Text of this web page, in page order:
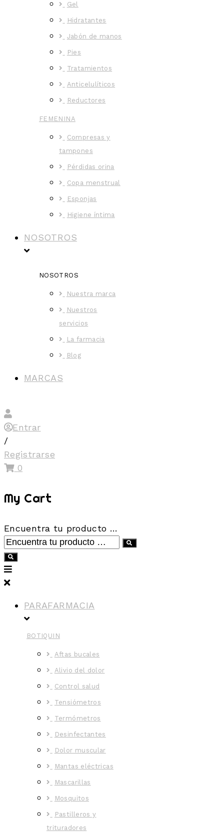
Gel
Hidratantes
Jabón de manos
Pies
Tratamientos
Anticelulíticos
Reductores
FEMENINA
Compresas y
tampones
Pérdidas orina
Copa menstrual
Esponjas
Higiene íntima
NOSOTROS
NOSOTROS
Nuestra marca
Nuestros
servicios
La farmacia
Blog
MARCAS
Entrar
/
Registrarse
0
My Cart
Encuentra tu producto …
PARAFARMACIA
BOTIQUIN
Aftas bucales
Alivio del dolor
Control salud
Tensiómetros
Termómetros
Desinfectantes
Dolor muscular
Mantas eléctricas
Mascarillas
Mosquitos
Pastilleros y
trituradores